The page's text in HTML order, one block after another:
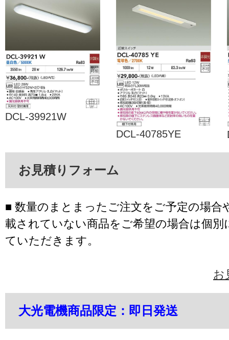
DCL-39921W
DCL-40785YE
お見積りフォーム
■ 数量のまとまったご注文をご予定の場合
載されていない商品をご希望の場合は個別
ていただきます。
お
大光電機商品限定：即日発送